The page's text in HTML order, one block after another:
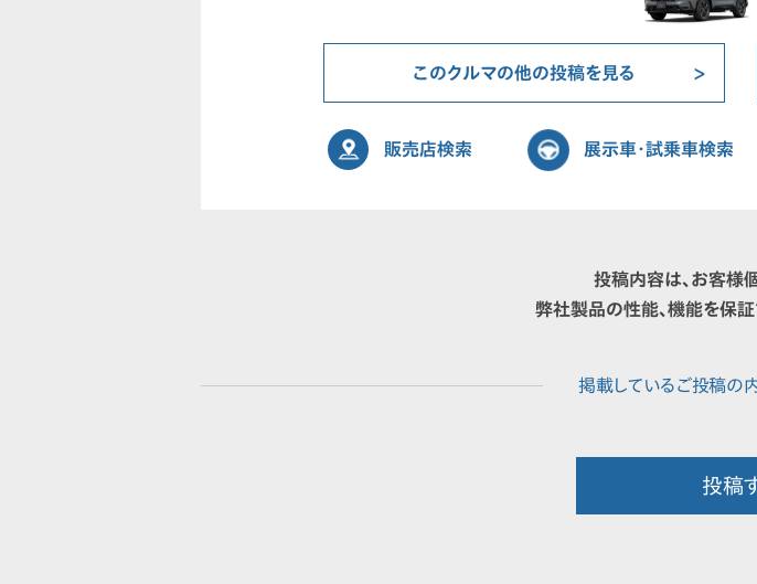
このクルマの他の投稿を見る
販売店検索 展示車・試乗車検索
投稿内容は、お客様
弊社製品の性能、機能を保証
投稿